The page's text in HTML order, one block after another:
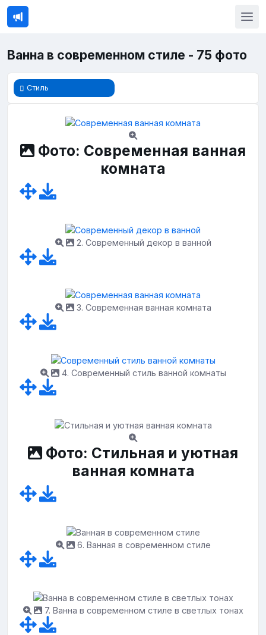
Ванна в современном стиле - 75 фото
Стиль
Фото: Современная ванная
комната
2. Современный декор в ванной
3. Современная ванная комната
4. Современный стиль ванной комнаты
Фото: Стильная и уютная
ванная комната
6. Ванная в современном стиле
7. Ванна в современном стиле в светлых тонах